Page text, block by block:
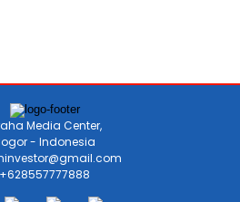
Media Center,
- Indonesia
+628557777888